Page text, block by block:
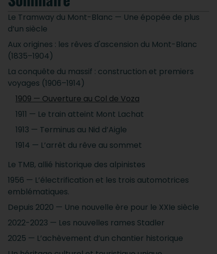
Le Tramway du Mont-Blanc — Une épopée de plus
d’un siècle
Aux origines : les rêves d'ascension du Mont-Blanc
(1835–1904)
La conquête du massif : construction et premiers
voyages (1906–1914)
1909 — Ouverture au Col de Voza
1911 — Le train atteint Mont Lachat
1913 — Terminus au Nid d’Aigle
1914 — L’arrêt du rêve au sommet
Le TMB, allié historique des alpinistes
1956 — L’électrification et les trois automotrices
emblématiques.
Depuis 2020 — Une nouvelle ère pour le XXIe siècle
2022-2023 — Les nouvelles rames Stadler
2025 — L’achèvement d’un chantier historique